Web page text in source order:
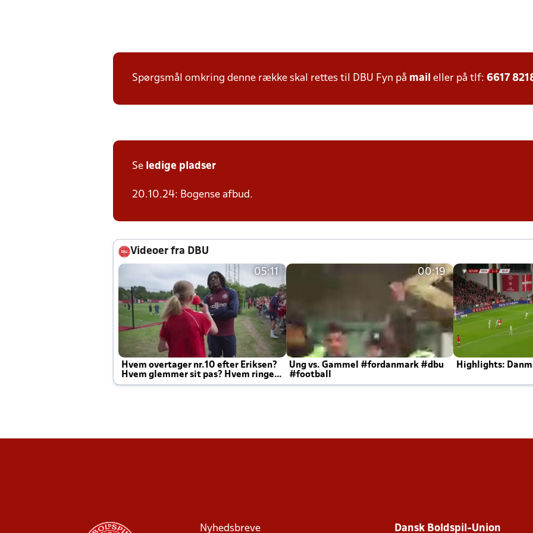
Spørgsmål omkring denne række skal rettes til DBU Fyn på mail eller på tlf: 6617
Se ledige pladser
20.10.24: Bogense afbud.
Videoer fra DBU
05:11
Hvem overtager nr.10 efter Eriksen?
Hvem glemmer sit pas? Hvem ringer
Joachim altid til efter kampe?
00:19
Ung vs. Gammel #fordanmark #dbu
#football
Highlights:
Nyhedsbreve Dansk Boldspil-Union